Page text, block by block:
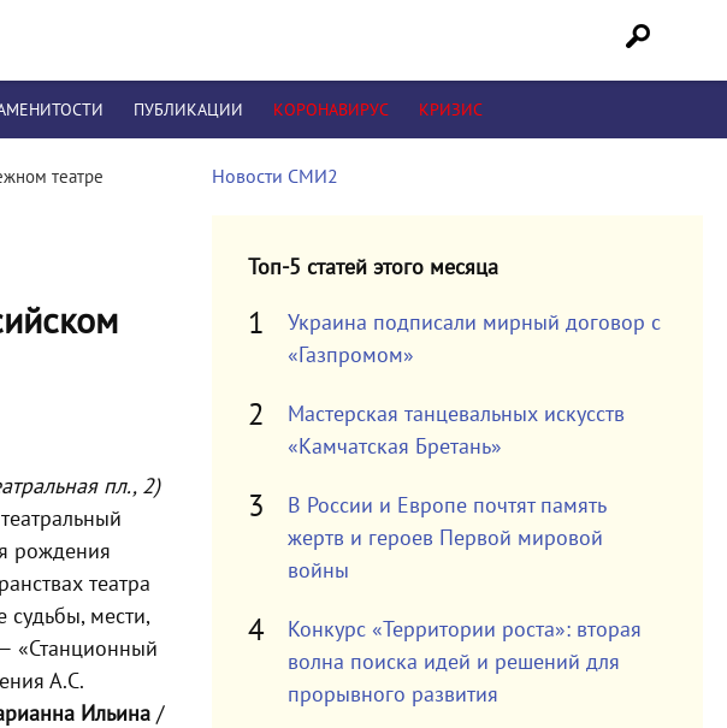
ПУБЛИКАЦИИ КОРОНАВИРУС КРИЗИС
театре
пл., 2)
рождения
театра
судьбы, мести,
«Станционный
А.С.
Ильина /
Новости СМИ2
Топ-5 статей этого месяца
Украина подписали мирный договор с
«Газпромом»
Мастерская танцевальных искусств
«Камчатская Бретань»
В России и Европе почтят память
жертв и героев Первой мировой
войны
Конкурс «Территории роста»: вторая
волна поиска идей и решений для
прорывного развития